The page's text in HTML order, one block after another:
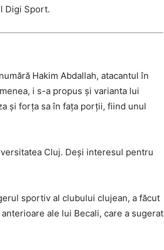
Digi Sport.
Hakim Abdallah, atacantul în
i s-a propus și varianta lui
și forța sa în fața porții, fiind unul
Cluj. Deși interesul pentru
sportiv al clubului clujean, a făcut
ale lui Becali, care a sugerat